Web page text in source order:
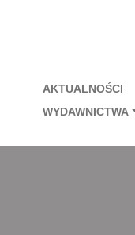
AKTUALNOŚCI
WYDAWNICTWA